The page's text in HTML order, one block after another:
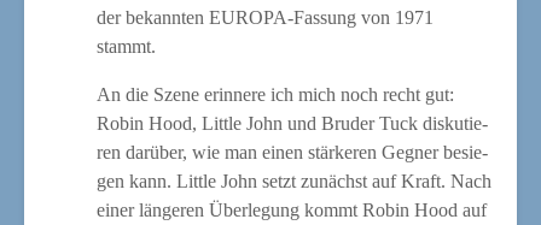
der bekann­ten EURO­PA-Fas­sung von 1971
stammt.
An die Sze­ne erin­ne­re ich mich noch recht gut:
Robin Hood, Litt­le John und Bru­der Tuck dis­ku­tie­
ren dar­über, wie man einen stär­ke­ren Geg­ner besie­
gen kann. Litt­le John setzt zunächst auf Kraft. Nach
einer län­ge­ren Über­le­gung kommt Robin Hood auf